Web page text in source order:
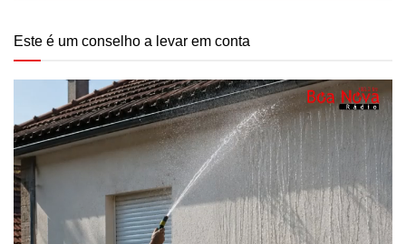
Este é um conselho a levar em conta